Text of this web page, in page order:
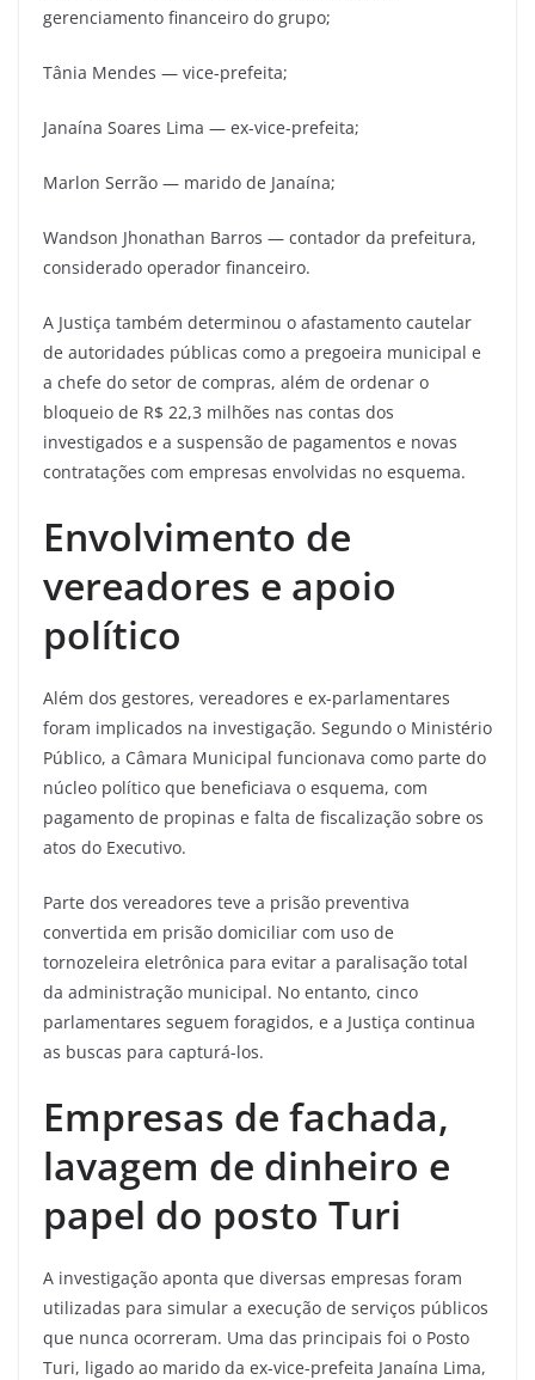
gerenciamento financeiro do grupo;
Tânia Mendes — vice-prefeita;
Janaína Soares Lima — ex-vice-prefeita;
Marlon Serrão — marido de Janaína;
Wandson Jhonathan Barros — contador da prefeitura,
considerado operador financeiro.
A Justiça também determinou o afastamento cautelar
de autoridades públicas como a pregoeira municipal e
a chefe do setor de compras, além de ordenar o
bloqueio de R$ 22,3 milhões nas contas dos
investigados e a suspensão de pagamentos e novas
contratações com empresas envolvidas no esquema.
Envolvimento de
vereadores e apoio
político
Além dos gestores, vereadores e ex-parlamentares
foram implicados na investigação. Segundo o Ministério
Público, a Câmara Municipal funcionava como parte do
núcleo político que beneficiava o esquema, com
pagamento de propinas e falta de fiscalização sobre os
atos do Executivo.
Parte dos vereadores teve a prisão preventiva
convertida em prisão domiciliar com uso de
tornozeleira eletrônica para evitar a paralisação total
da administração municipal. No entanto, cinco
parlamentares seguem foragidos, e a Justiça continua
as buscas para capturá-los.
Empresas de fachada,
lavagem de dinheiro e
papel do posto Turi
A investigação aponta que diversas empresas foram
utilizadas para simular a execução de serviços públicos
que nunca ocorreram. Uma das principais foi o Posto
Turi, ligado ao marido da ex-vice-prefeita Janaína Lima,